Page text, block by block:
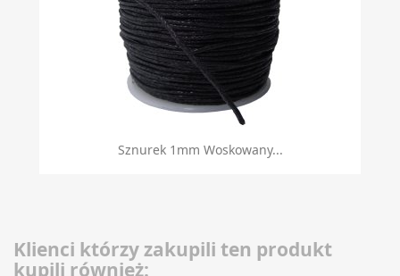
Sznurek 1mm Woskowany...
Klienci którzy zakupili ten produkt
kupili również: